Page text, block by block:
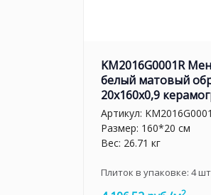
KM2016G0001R
белый матовый
20x160x0,9
Артикул:
Размер: 160*20 см
Вес: 26.71 кг
Плиток в упаковке: 4шт